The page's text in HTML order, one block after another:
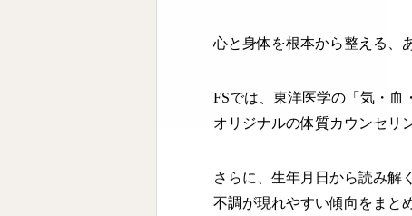
心と身体を根本から整える、
FSでは、東洋医学の「気・血
オリジナルの体質カウンセリ
さらに、生年月日から読み解
不調が現れやすい傾向をまと